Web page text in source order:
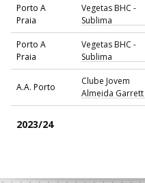
Porto A
Praia
Vegetas BHC -
Sublima
Porto A
Praia
Vegetas BHC -
Sublima
A.A. Porto
Clube Jovem
Almeida Garrett
2023/24